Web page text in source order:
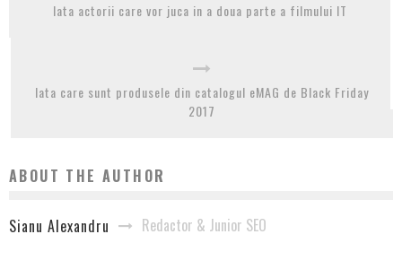
Iata actorii care vor juca in a doua parte a filmului IT
Iata care sunt produsele din catalogul eMAG de Black Friday
2017
ABOUT THE AUTHOR
Sianu Alexandru Redactor & Junior SEO